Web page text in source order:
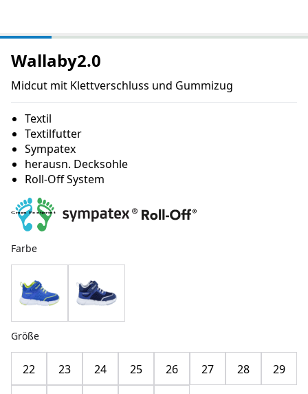
Wallaby2.0
Midcut mit Klettverschluss und Gummizug
Textil
Textilfutter
Sympatex
herausn. Decksohle
Roll-Off System
Farbe
Größe
22 23 24 25 26 27 28 29